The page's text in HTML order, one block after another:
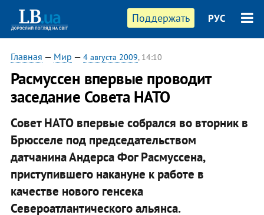
Поддержать РУС
Главная — Мир — 4 августа 2009, 14:10
Расмуссен впервые проводит
заседание Совета НАТО
Совет НАТО впервые собрался во вторник в
Брюсселе под председательством
датчанина Андерса Фог Расмуссена,
приступившего накануне к работе в
качестве нового генсека
Североатлантического альянса.